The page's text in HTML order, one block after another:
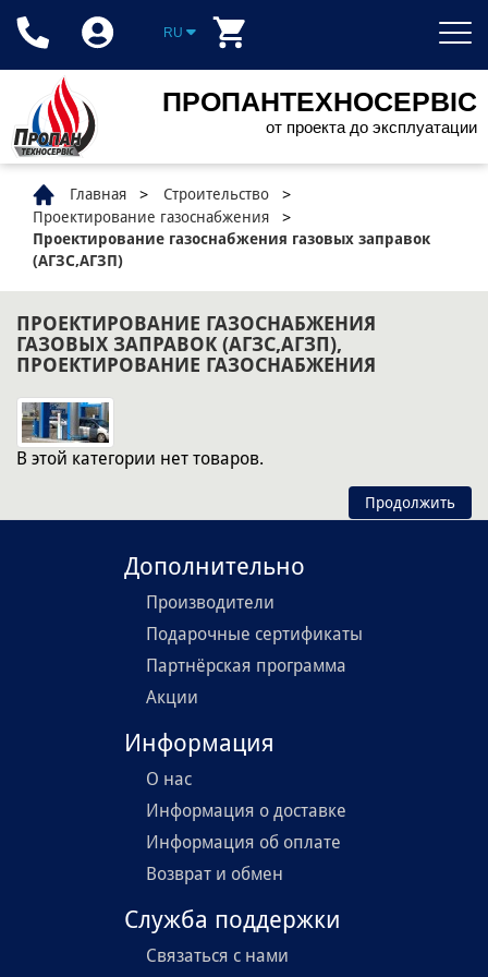
ПРОПАНТЕХНОСЕРВІС
от проекта до эксплуатации
RU
Главная
Строительство
Проектирование газоснабжения
Проектирование газоснабжения газовых заправок
(АГЗС,АГЗП)
ПРОЕКТИРОВАНИЕ ГАЗОСНАБЖЕНИЯ
ГАЗОВЫХ ЗАПРАВОК (АГЗС,АГЗП),
ПРОЕКТИРОВАНИЕ ГАЗОСНАБЖЕНИЯ
В этой категории нет товаров.
Продолжить
Дополнительно
Производители
Подарочные сертификаты
Партнёрская программа
Акции
Информация
О нас
Информация о доставке
Информация об оплате
Возврат и обмен
Служба поддержки
Связаться с нами